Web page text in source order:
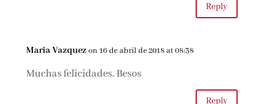
Reply
Maria Vazquezon 16 de abril de 2018 at 08:38
Muchas felicidades. Besos
Reply